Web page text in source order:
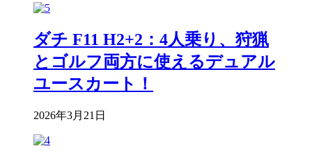
ダチ F11 H2+2：4人乗り、狩猟
とゴルフ両方に使えるデュアル
ユースカート！
2026年3月21日